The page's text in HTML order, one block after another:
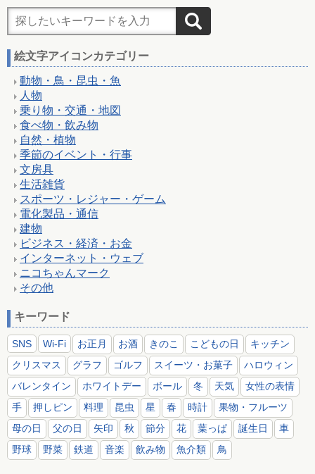
絵文字アイコンカテゴリー
動物・鳥・昆虫・魚
人物
乗り物・交通・地図
食べ物・飲み物
自然・植物
季節のイベント・行事
文房具
生活雑貨
スポーツ・レジャー・ゲーム
電化製品・通信
建物
ビジネス・経済・お金
インターネット・ウェブ
ニコちゃんマーク
その他
キーワード
SNS Wi-Fi お正月 お酒 きのこ こどもの日
キッチン
クリスマス
グラフ ゴルフ スイーツ・お菓子
ハロウィン
バレンタイン
ホワイトデー ボール 冬 天気
女性の表情
手
押しピン 料理 昆虫 星 春 時計
果物・フルーツ
母の日
父の日 矢印 秋 節分 花 葉っぱ 誕生日
車
野球
野菜 鉄道 音楽 飲み物 魚介類 鳥